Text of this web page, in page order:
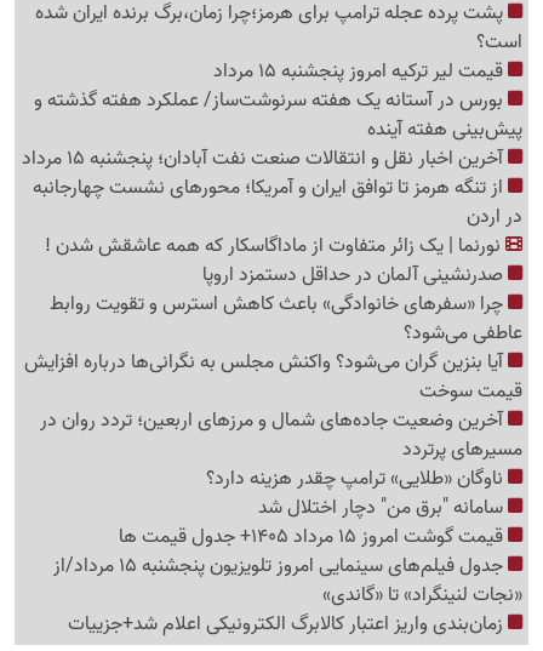
پشت پرده عجله ترامپ برای هرمز؛چرا زمان،برگ برنده ایران شده
است؟
قیمت لیر ترکیه امروز پنجشنبه 15 مرداد
بورس در آستانه یک هفته سرنوشت‌ساز/ عملکرد هفته گذشته و
پیش‌بینی هفته آینده
آخرین اخبار نقل‌ و انتقالات صنعت نفت آبادان؛ پنجشنبه 15 مرداد
از تنگه هرمز تا توافق ایران و آمریکا؛ محورهای نشست چهارجانبه
در اردن
نورنما | یک زائر متفاوت از ماداگاسکار که همه عاشقش شدن !
صدرنشینی آلمان در حداقل دستمزد اروپا
چرا «سفرهای خانوادگی» باعث کاهش استرس و تقویت روابط
عاطفی می‌شود؟
آیا بنزین گران می‌شود؟ واکنش مجلس به نگرانی‌ها درباره افزایش
قیمت سوخت
آخرین وضعیت جاده‌های شمال و مرزهای اربعین؛ تردد روان در
مسیرهای پرتردد
ناوگان «طلایی» ترامپ چقدر هزینه دارد؟
سامانه "برق من" دچار اختلال شد
قیمت گوشت امروز 15 مرداد 1405+ جدول قیمت ها
جدول فیلم‌های سینمایی امروز تلویزیون پنجشنبه 15 مرداد/از
«نجات لنینگراد» تا «گاندی»
زمان‌بندی واریز اعتبار کالابرگ الکترونیکی اعلام شد+جزییات